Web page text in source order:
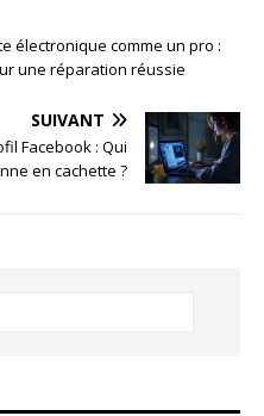
électronique comme un pro :
une réparation réussie
SUIVANT
Facebook : Qui
en cachette ?